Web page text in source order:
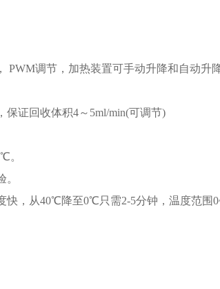
PWM调节，加热装置可手动升降和自动升
证回收体积4～5ml/min(可调节)
。
快，从40℃降至0℃只需2-5分钟，温度范围